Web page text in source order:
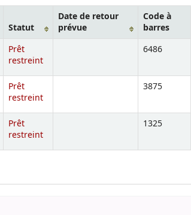
Statut
Date de retour
prévue
Code à
barres
Prêt
restreint
6486
Prêt
restreint
3875
Prêt
restreint
1325